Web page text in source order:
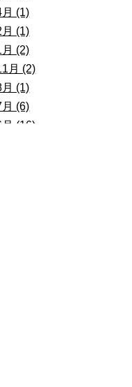
(1)
(1)
(2)
月 (2)
(1)
(6)
(16)